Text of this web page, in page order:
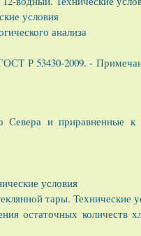
условия
анализа
Р 53430-2009. -
Севера и приравненные к
условия
тары. Технические
остаточных количеств